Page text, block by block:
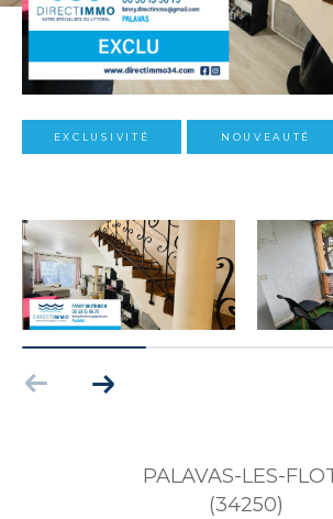
EXCLUSIVITÉ NOUVEAUTÉ
PALAVAS-LES-
(34250)